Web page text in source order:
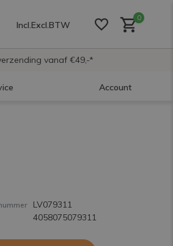
Incl.Excl.BTW
0
vanaf €49,-*
Account
LV079311
4058075079311